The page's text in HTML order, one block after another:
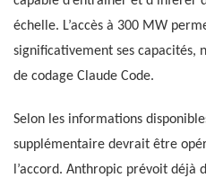
échelle. L’accès à 300 MW
significativement ses capacités,
de codage Claude Code.
Selon les informations
supplémentaire devrait être
l’accord. Anthropic prévoit déjà